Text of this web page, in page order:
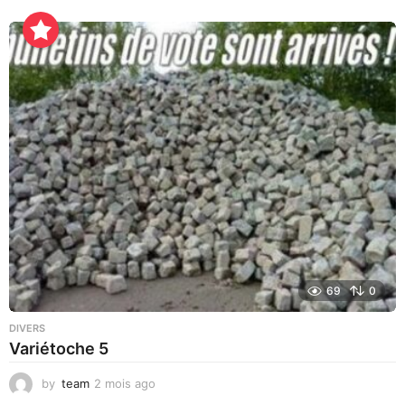
u
r
s
a
g
o
69 0
DIVERS
Variétoche 5
by team 2 mois ago